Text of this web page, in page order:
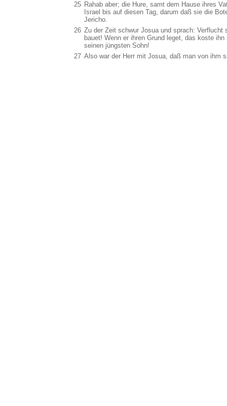
25 Rahab aber; die Hure, samt dem Hause ihres
Israel bis auf diesen Tag, darum daß sie die
Jericho.
26 Zu der Zeit schwur Josua und sprach:
bauet! Wenn er ihren Grund leget, das koste
seinen jüngsten Sohn!
27 Also war der Herr mit Josua, daß man von ihm